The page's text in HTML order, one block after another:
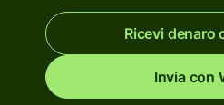
Ricevi denaro
Invia con